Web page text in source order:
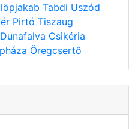
Tabdi Uszód
Pirtó Tiszaug
Dunafalva Csikéria
Öregcsertő